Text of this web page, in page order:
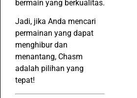
bermain yang berkualitas.
Jadi, jika Anda mencari
permainan yang dapat
menghibur dan
menantang, Chasm
adalah pilihan yang
tepat!